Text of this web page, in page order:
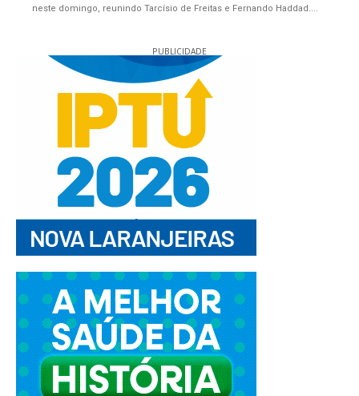
neste domingo, reunindo Tarcísio de Freitas e Fernando Haddad....
PUBLICIDADE